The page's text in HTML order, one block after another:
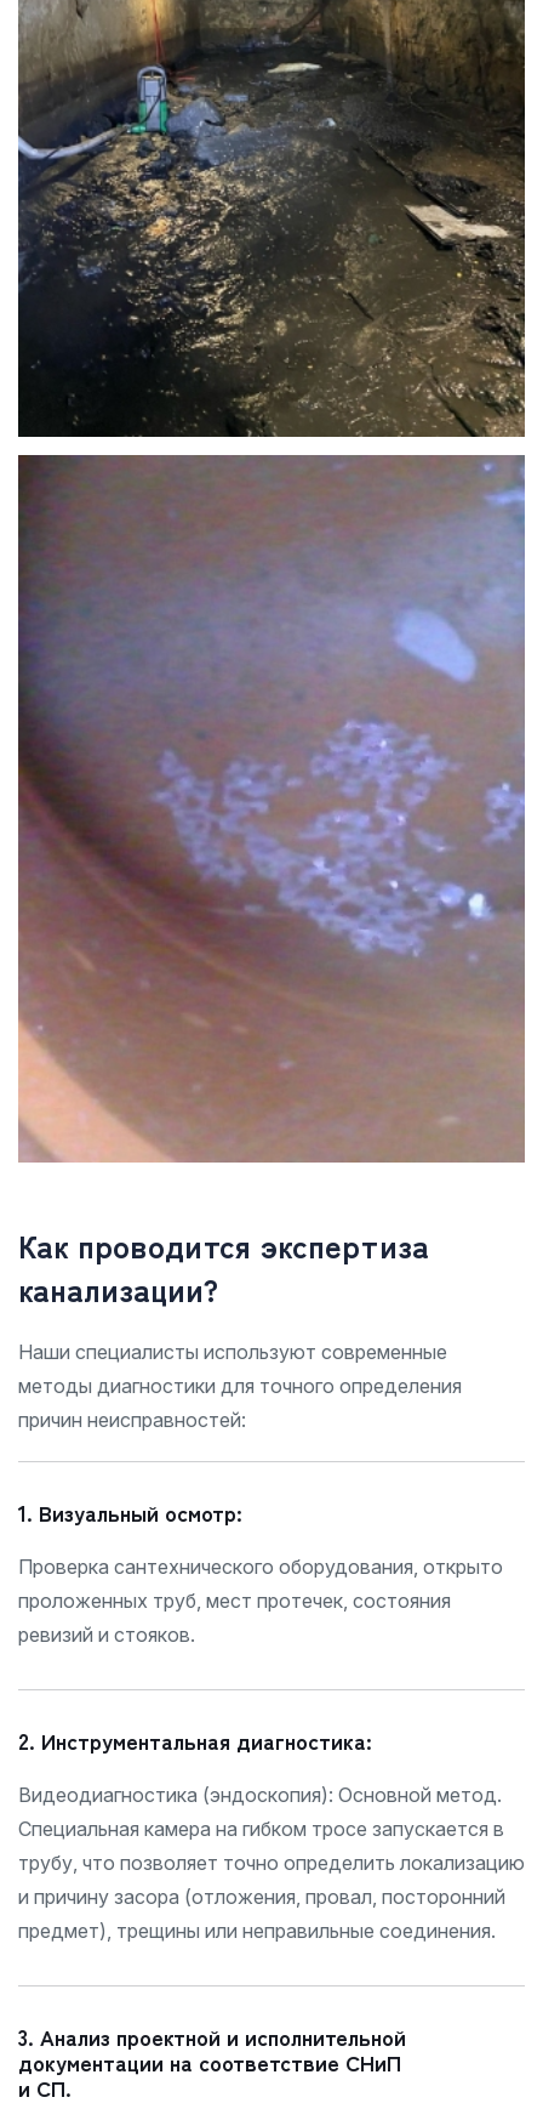
Как проводится экспертиза
канализации?
Наши специалисты используют современные
методы диагностики для точного определения
причин неисправностей:
1. Визуальный осмотр:
Проверка сантехнического оборудования, открыто
проложенных труб, мест протечек, состояния
ревизий и стояков.
2. Инструментальная диагностика:
Видеодиагностика (эндоскопия): Основной метод.
Специальная камера на гибком тросе запускается в
трубу, что позволяет точно определить локализацию
и причину засора (отложения, провал, посторонний
предмет), трещины или неправильные соединения.
3. Анализ проектной и исполнительной
документации на соответствие СНиП
и СП.